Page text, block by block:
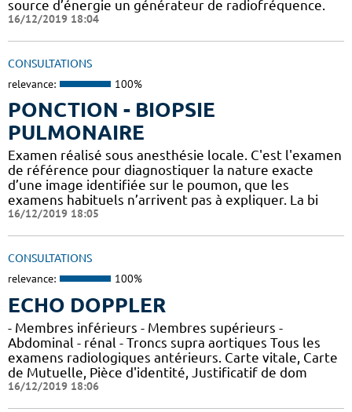
source d’énergie un générateur de radiofréquence.
16/12/2019 18:04
CONSULTATIONS
relevance: 100%
PONCTION - BIOPSIE
PULMONAIRE
Examen réalisé sous anesthésie locale. C'est l'examen
de référence pour diagnostiquer la nature exacte
d’une image identifiée sur le poumon, que les
examens habituels n’arrivent pas à expliquer. La bi
16/12/2019 18:05
CONSULTATIONS
relevance: 100%
ECHO DOPPLER
- Membres inférieurs - Membres supérieurs -
Abdominal - rénal - Troncs supra aortiques Tous les
examens radiologiques antérieurs. Carte vitale, Carte
de Mutuelle, Pièce d'identité, Justificatif de dom
16/12/2019 18:06